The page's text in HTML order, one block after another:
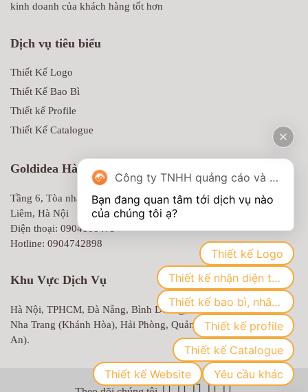
kinh doanh của khách hàng tốt hơn
Dịch vụ tiêu biểu
Thiết Kế Logo
Thiết Kế Bao Bì
Thiết kế Profile
Thiết Kế Catalogue
Goldidea Hà Nội
Tầng 6, Tòa nhà MD Complex, 68 Nguyễn Cơ Thạch, Nam Từ
Liêm, Hà Nội
Điện thoại: 0904100479
Hotline: 0904742898
Khu Vực Dịch Vụ
Hà Nội, TPHCM, Đà Nẵng, Bình Dương, Biên Hòa (Đồng Nai),
Nha Trang (Khánh Hòa), Hải Phòng, Quảng Ninh, Vinh (Nghệ
An).
Công ty TNHH quảng cáo và truyền thông Goldidea
Bạn đang quan tâm tới dịch vụ nào
Thiết kế Logo
Thiết kế nhận diện thương hiệu
Thiết kế bao bì, nhãn mác
Thiết kế profile
Thiết kế Catalogue
Thiết kế Website
Yêu cầu khác